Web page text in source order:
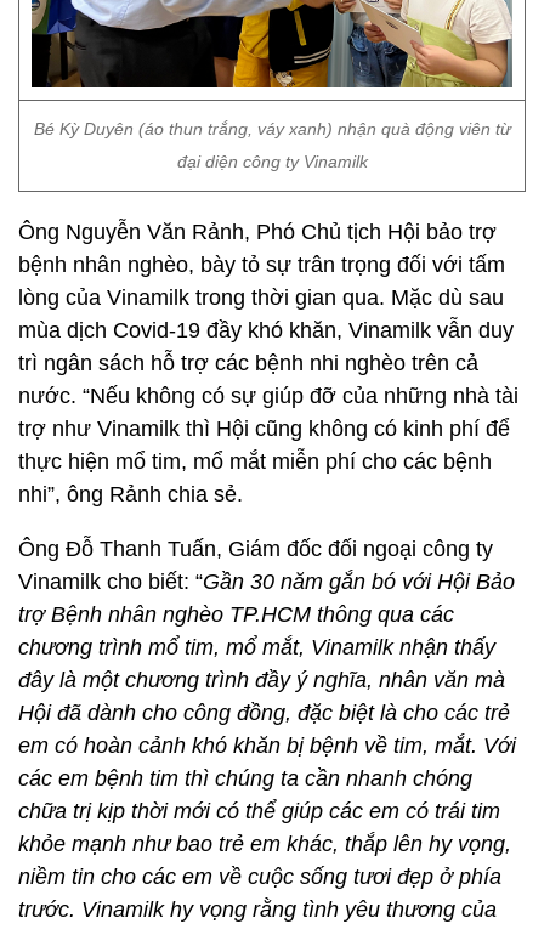
Bé Kỳ Duyên (áo thun trắng, váy xanh) nhận quà động viên từ
đại diện công ty Vinamilk
Ông Nguyễn Văn Rảnh, Phó Chủ tịch Hội bảo trợ
bệnh nhân nghèo, bày tỏ sự trân trọng đối với tấm
lòng của Vinamilk trong thời gian qua. Mặc dù sau
mùa dịch Covid-19 đầy khó khăn, Vinamilk vẫn duy
trì ngân sách hỗ trợ các bệnh nhi nghèo trên cả
nước. “Nếu không có sự giúp đỡ của những nhà tài
trợ như Vinamilk thì Hội cũng không có kinh phí để
thực hiện mổ tim, mổ mắt miễn phí cho các bệnh
nhi”, ông Rảnh chia sẻ.
Ông Đỗ Thanh Tuấn, Giám đốc đối ngoại công ty
Vinamilk cho biết: “Gần 30 năm gắn bó với Hội Bảo
trợ Bệnh nhân nghèo TP.HCM thông qua các
chương trình mổ tim, mổ mắt, Vinamilk nhận thấy
đây là một chương trình đầy ý nghĩa, nhân văn mà
Hội đã dành cho công đồng, đặc biệt là cho các trẻ
em có hoàn cảnh khó khăn bị bệnh về tim, mắt. Với
các em bệnh tim thì chúng ta cần nhanh chóng
chữa trị kịp thời mới có thể giúp các em có trái tim
khỏe mạnh như bao trẻ em khác, thắp lên hy vọng,
niềm tin cho các em về cuộc sống tươi đẹp ở phía
trước. Vinamilk hy vọng rằng tình yêu thương của